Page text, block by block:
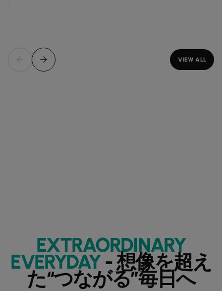
VIEW ALL
EXTRAORDINARY
EVERYDAY- 想像を超え
た“つながる”毎日へ